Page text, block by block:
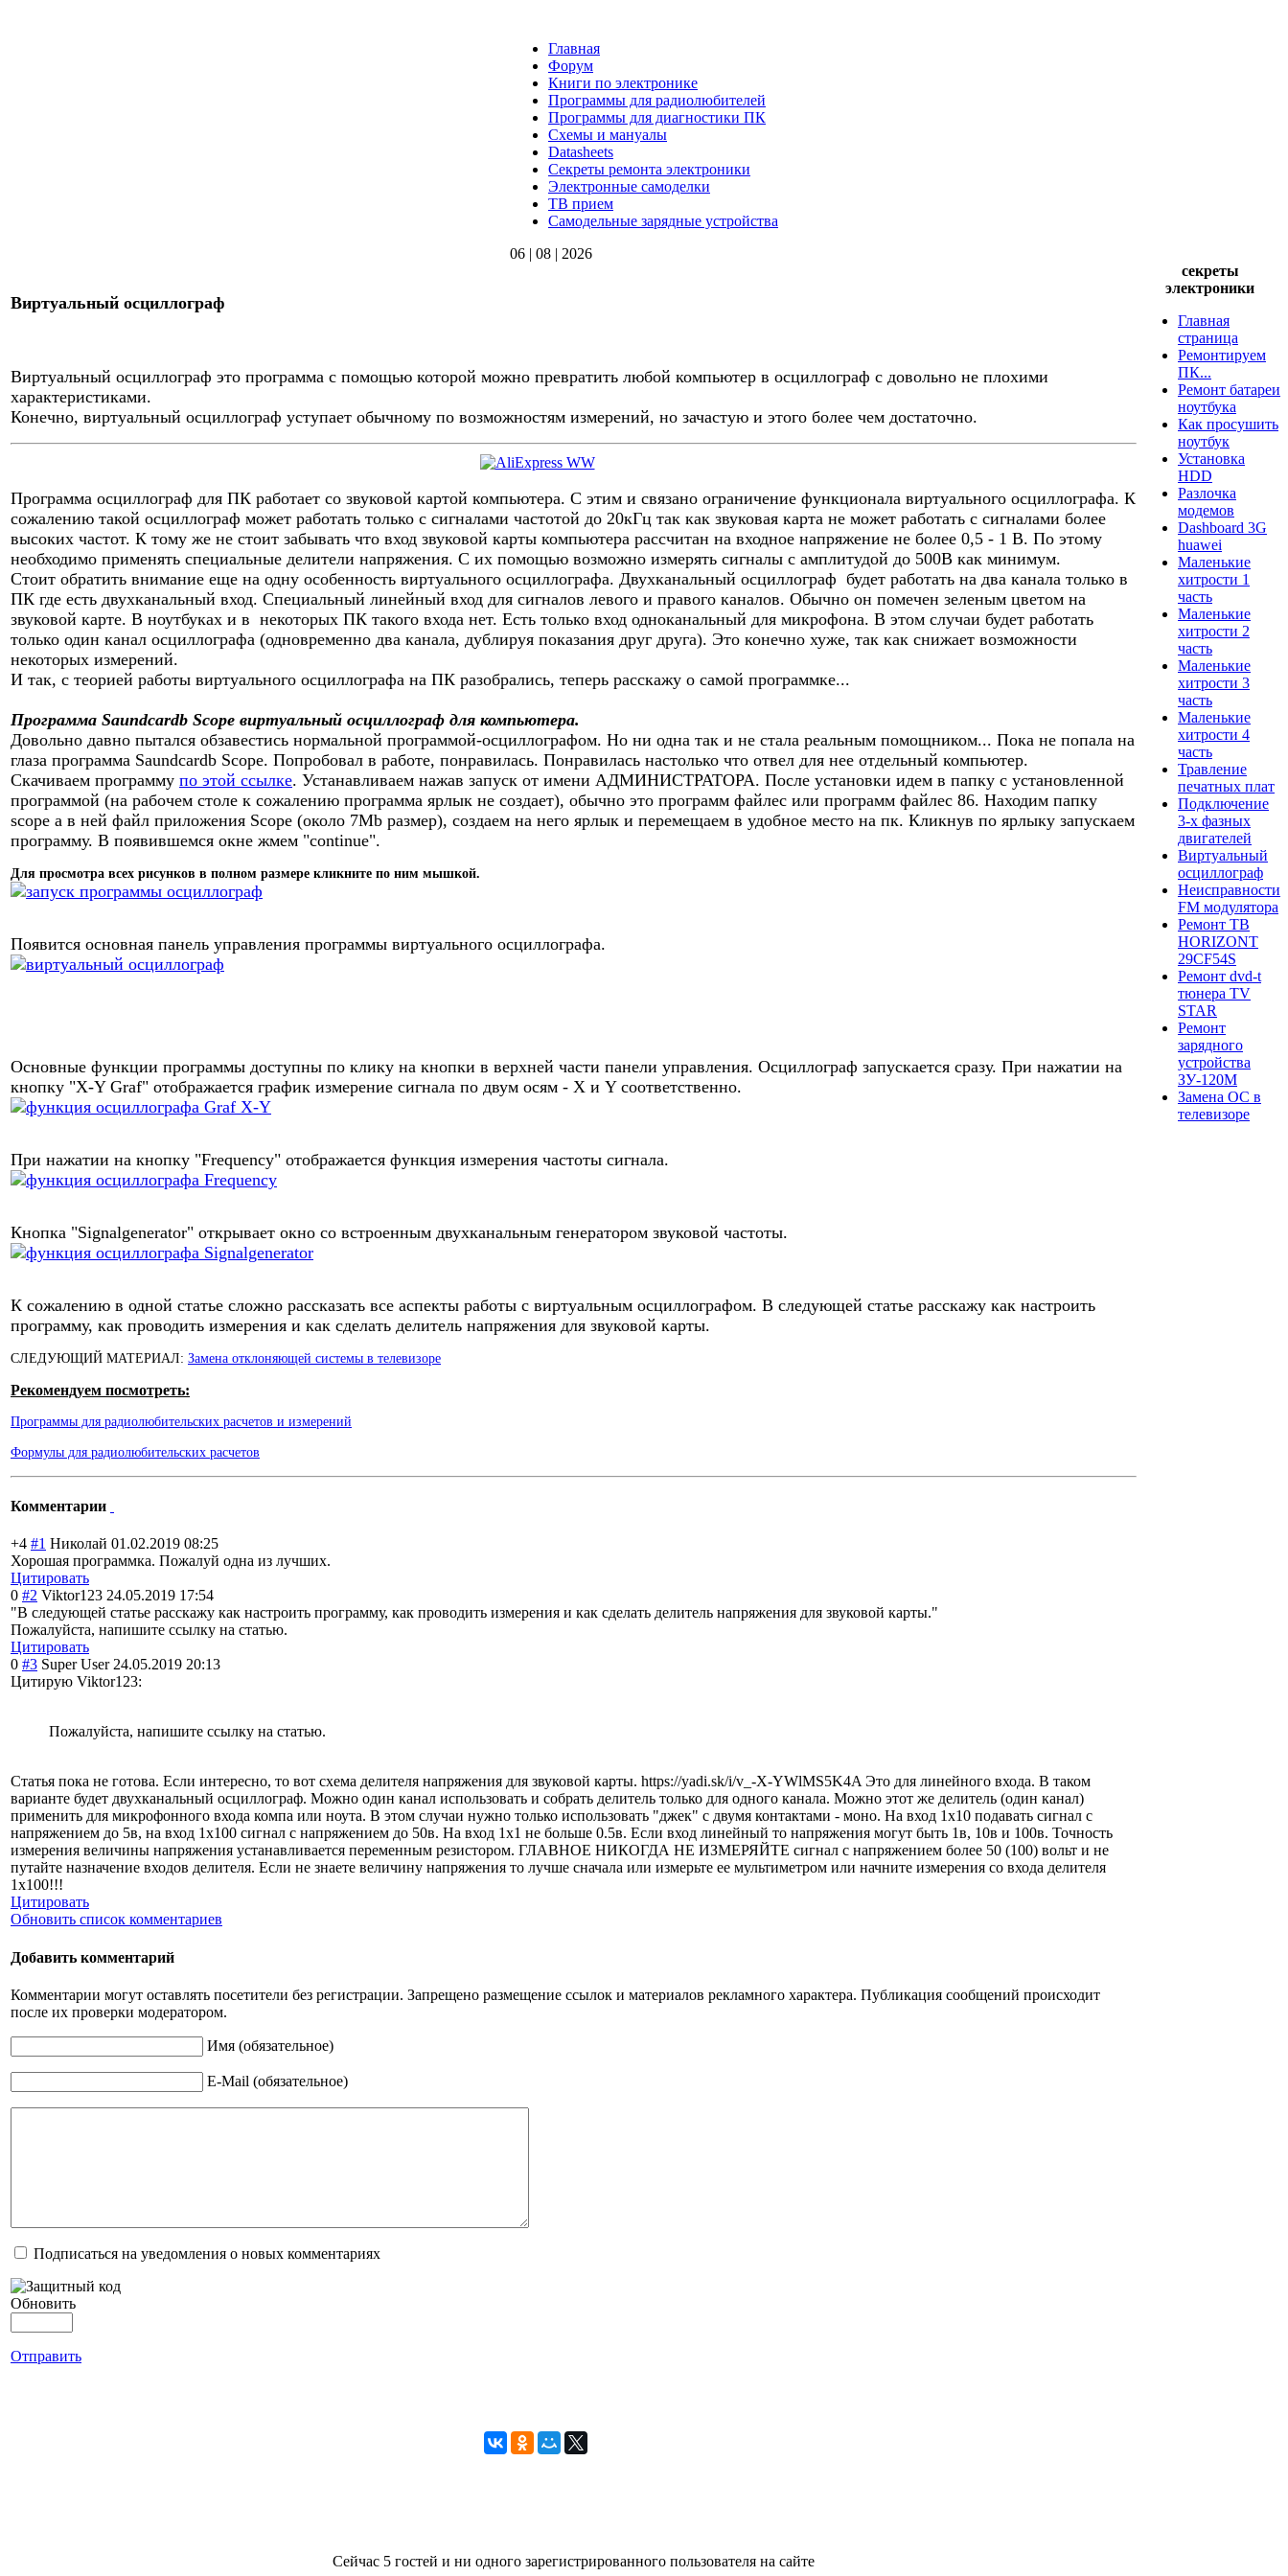
Главная
Форум
Книги по электронике
Программы для радиолюбителей
Программы для диагностики ПК
Схемы и мануалы
Datasheets
Секреты ремонта электроники
Электронные самоделки
ТВ прием
Самодельные зарядные устройства
06 | 08 | 2026
Виртуальный осциллограф
Виртуальный осциллограф это программа с помощью которой можно превратить любой компьютер в осциллограф с довольно не плохими
характеристиками.
Конечно, виртуальный осциллограф уступает обычному по возможностям измерений, но зачастую и этого более чем достаточно.
Программа осциллограф для ПК работает со звуковой картой компьютера. С этим и связано ограничение функционала виртуального осциллографа. К
сожалению такой осциллограф может работать только с сигналами частотой до 20кГц так как звуковая карта не может работать с сигналами более
высоких частот. К тому же не стоит забывать что вход звуковой карты компьютера рассчитан на входное напряжение не более 0,5 - 1 В. По этому
необходимо применять специальные делители напряжения. С их помощью возможно измерять сигналы с амплитудой до 500В как минимум.
Стоит обратить внимание еще на одну особенность виртуального осциллографа. Двухканальный осциллограф будет работать на два канала только в
ПК где есть двухканальный вход. Специальный линейный вход для сигналов левого и правого каналов. Обычно он помечен зеленым цветом на
звуковой карте. В ноутбуках и в некоторых ПК такого входа нет. Есть только вход одноканальный для микрофона. В этом случаи будет работать
только один канал осциллографа (одновременно два канала, дублируя показания друг друга). Это конечно хуже, так как снижает возможности
некоторых измерений.
И так, с теорией работы виртуального осциллографа на ПК разобрались, теперь расскажу о самой программке...
Программа Saundcardb Scope виртуальный осциллограф для компьютера.
Довольно давно пытался обзавестись нормальной программой-осциллографом. Но ни одна так и не стала реальным помощником... Пока не попала на
глаза программа Saundcardb Scope. Попробовал в работе, понравилась. Понравилась настолько что отвел для нее отдельный компьютер.
Скачиваем программу по этой ссылке. Устанавливаем нажав запуск от имени АДМИНИСТРАТОРА. После установки идем в папку с установленной
программой (на рабочем столе к сожалению программа ярлык не создает), обычно это программ файлес или программ файлес 86. Находим папку
scope а в ней файл приложения Scope (около 7Mb размер), создаем на него ярлык и перемещаем в удобное место на пк. Кликнув по ярлыку запускаем
программу. В появившемся окне жмем "continue".
Для просмотра всех рисунков в полном размере кликните по ним мышкой.
Появится основная панель управления программы виртуального осциллографа.
Основные функции программы доступны по клику на кнопки в верхней части панели управления. Осциллограф запускается сразу. При нажатии на
кнопку "X-Y Graf" отображается график измерение сигнала по двум осям - X и Y соответственно.
При нажатии на кнопку "Frequency" отображается функция измерения частоты сигнала.
Кнопка "Signalgenerator" открывает окно со встроенным двухканальным генератором звуковой частоты.
К сожалению в одной статье сложно рассказать все аспекты работы с виртуальным осциллографом. В следующей статье расскажу как настроить
программу, как проводить измерения и как сделать делитель напряжения для звуковой карты.
СЛЕДУЮЩИЙ МАТЕРИАЛ: Замена отклоняющей системы в телевизоре
Рекомендуем посмотреть:
Программы для радиолюбительских расчетов и измерений
Формулы для радиолюбительских расчетов
Комментарии
+4 #1 Николай 01.02.2019 08:25
Хорошая программка. Пожалуй одна из лучших.
Цитировать
0 #2 Viktor123 24.05.2019 17:54
"В следующей статье расскажу как настроить программу, как проводить измерения и как сделать делитель напряжения для звуковой карты."
Пожалуйста, напишите ссылку на статью.
Цитировать
0 #3 Super User 24.05.2019 20:13
Цитирую Viktor123:
Пожалуйста, напишите ссылку на статью.
Статья пока не готова. Если интересно, то вот схема делителя напряжения для звуковой карты. https://yadi.sk/i/v_-X-YWlMS5K4A Это для линейного входа. В таком
варианте будет двухканальный осциллограф. Можно один канал использовать и собрать делитель только для одного канала. Можно этот же делитель (один канал)
применить для микрофонного входа компа или ноута. В этом случаи нужно только использовать "джек" с двумя контактами - моно. На вход 1х10 подавать сигнал с
напряжением до 5в, на вход 1х100 сигнал с напряжением до 50в. На вход 1х1 не больше 0.5в. Если вход линейный то напряжения могут быть 1в, 10в и 100в. Точность
измерения величины напряжения устанавливается переменным резистором. ГЛАВНОЕ НИКОГДА НЕ ИЗМЕРЯЙТЕ сигнал с напряжением более 50 (100) вольт и не
путайте назначение входов делителя. Если не знаете величину напряжения то лучше сначала или измерьте ее мультиметром или начните измерения со входа делителя
1х100!!!
Цитировать
Обновить список комментариев
Добавить комментарий
Комментарии могут оставлять посетители без регистрации. Запрещено размещение ссылок и материалов рекламного характера. Публикация сообщений происходит
после их проверки модератором.
Имя (обязательное)
E-Mail (обязательное)
Подписаться на уведомления о новых комментариях
Обновить
Отправить
Сейчас 5 гостей и ни одного зарегистрированного пользователя на сайте
секреты
электроники
Главная
страница
Ремонтируем
ПК...
Ремонт батареи
ноутбука
Как просушить
ноутбук
Установка
HDD
Разлочка
модемов
Dashboard 3G
huawei
Маленькие
хитрости 1
часть
Маленькие
хитрости 2
часть
Маленькие
хитрости 3
часть
Маленькие
хитрости 4
часть
Травление
печатных плат
Подключение
3-х фазных
двигателей
Виртуальный
осциллограф
Неисправности
FM модулятора
Ремонт ТВ
HORIZONT
29CF54S
Ремонт dvd-t
тюнера TV
STAR
Ремонт
зарядного
устройства
ЗУ-120М
Замена ОС в
телевизоре